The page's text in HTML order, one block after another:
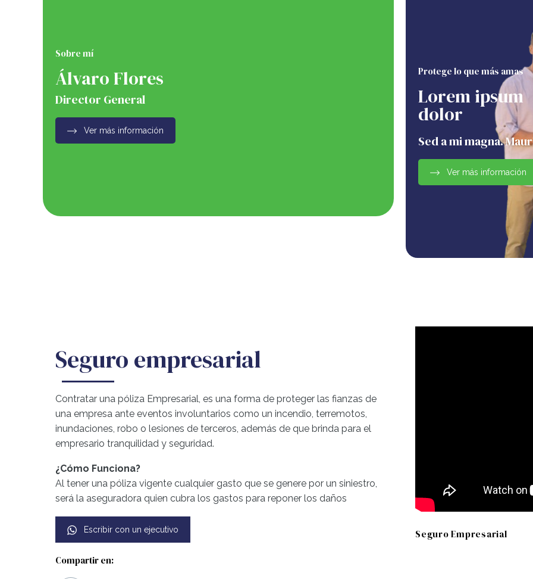
Sobre mí
Álvaro Flores
Director General
Ver más información
Protege lo que más amas
Lorem ipsum
dolor
Sed a mi magna.
Ver más información
Seguro empresarial
Contratar una póliza Empresarial, es una forma de proteger las fianzas de
una empresa ante eventos involuntarios como un incendio, terremotos,
inundaciones, robo o lesiones de terceros, además de que brinda para el
empresario tranquilidad y seguridad.
¿Cómo Funciona?
Al tener una póliza vigente cualquier gasto que se genere por un siniestro,
será la aseguradora quien cubra los gastos para reponer los daños
Escribir con un ejecutivo
Compartir en:
Seguro Empresarial